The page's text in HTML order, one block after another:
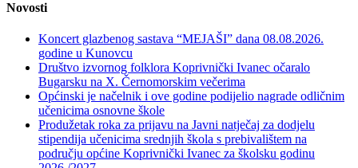
Novosti
Koncert glazbenog sastava “MEJAŠI” dana 08.08.2026.
godine u Kunovcu
Društvo izvornog folklora Koprivnički Ivanec očaralo
Bugarsku na X. Černomorskim večerima
Općinski je načelnik i ove godine podijelio nagrade odličnim
učenicima osnovne škole
Produžetak roka za prijavu na Javni natječaj za dodjelu
stipendija učenicima srednjih škola s prebivalištem na
području općine Koprivnički Ivanec za školsku godinu